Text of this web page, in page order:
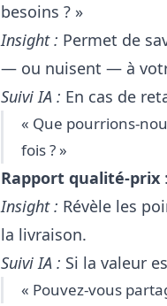
besoins ? »
Insight : Permet de
— ou nuisent — à
Suivi IA : En cas de
« Que pourrions-
fois ? »
Rapport qualité-prix
Insight : Révèle les
la livraison.
Suivi IA : Si la valeur
« Pouvez-vous